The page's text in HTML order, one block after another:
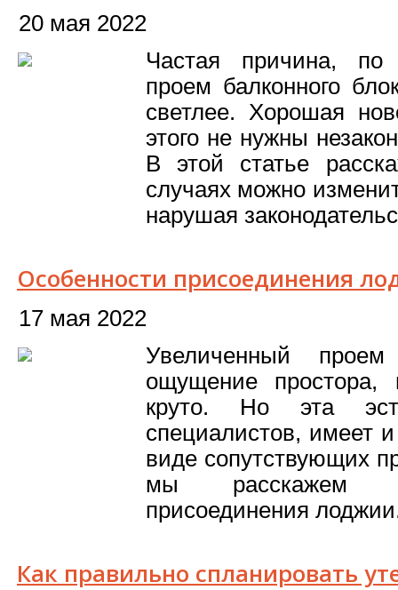
20 мая 2022
Частая причина, по
проем балконного
светлее. Хорошая
этого не нужны
В этой статье
случаях можно
нарушая
Особенности присоединения
17 мая 2022
Увеличенный
ощущение простора,
круто. Но эта
специалистов, имеет
виде сопутствующих
мы расскажем
присоединения
Как правильно спланировать